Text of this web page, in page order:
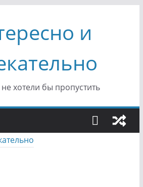
и
хотели бы пропустить